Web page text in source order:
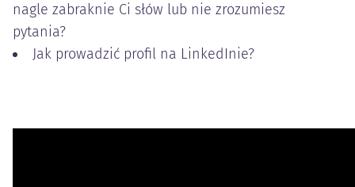
nagle zabraknie Ci słów lub nie zrozumiesz
pytania?
Jak prowadzić profil na LinkedInie?